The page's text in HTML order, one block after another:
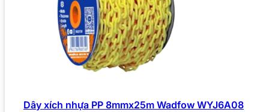
Dây xích nhựa PP 8mmx25m Wadfow WYJ6A08